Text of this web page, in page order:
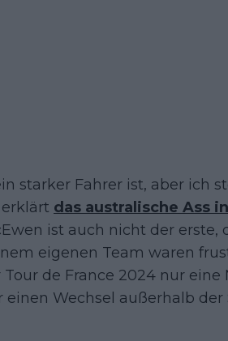
starker Fahrer ist, aber ich
das australische Ass
ist auch nicht der erste,
eigenen Team waren
de France 2024 nur
Wechsel außerhalb der